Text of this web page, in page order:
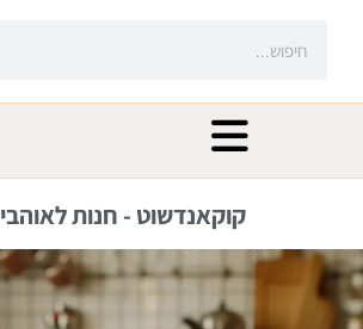
קוקאנדשוט - חנות לאוהבי